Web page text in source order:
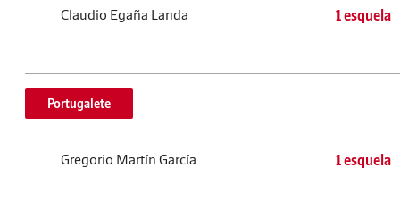
Claudio Egaña Landa 1 esquela
Portugalete
Gregorio Martín García 1 esquela